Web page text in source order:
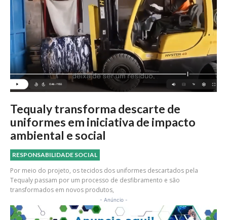
Tequaly transforma descarte de
uniformes em iniciativa de impacto
ambiental e social
RESPONSABILIDADE SOCIAL
Por meio do projeto, os tecidos dos uniformes descartados pela
Tequaly passam por um processo de desfibramento e são
transformados em novos produtos,
- Anúncio -